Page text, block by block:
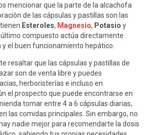
mencionar que la parte de la alcachofa
de las cápsulas y pastillas son las
Esteroles, Magnesio, Potasio y
compuesto actúa directamente
el buen funcionamiento hepático.
resaltar que las cápsulas y pastillas de
son de venta libre y puedes
herboristerías e incluso en
el prospecto que puede encontrarse en
tomar entre 4 a 6 cápsulas diarias,
las comidas principales. Sin embargo, no
nadie mejor para recomendarte la dosis